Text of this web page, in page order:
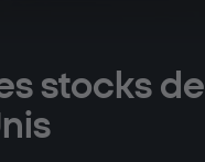
stocks de